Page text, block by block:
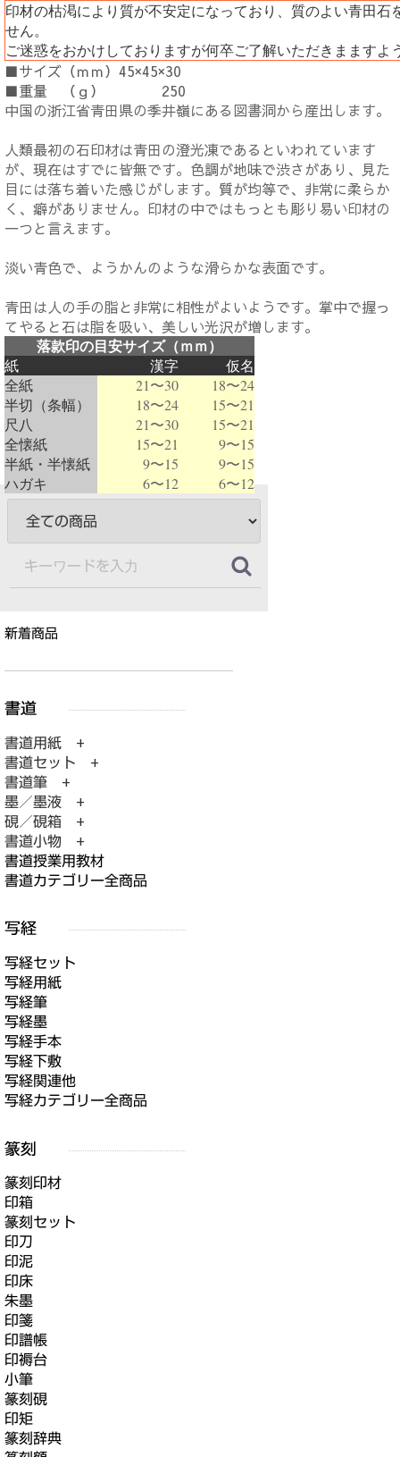
印材の枯渇により質が不安定になっており、質のよい青田石
せん。
ご迷惑をおかけしておりますが何卒ご了解いただきまますよ
■サイズ（ｍｍ）45×45×30
■重量 （ｇ） 250
中国の浙江省青田県の季井嶺にある図書洞から産出します。
人類最初の石印材は青田の澄光凍であるといわれています
が、現在はすでに皆無です。色調が地味で渋さがあり、見た
目には落ち着いた感じがします。質が均等で、非常に柔らか
く、癖がありません。印材の中ではもっとも彫り易い印材の
一つと言えます。
淡い青色で、ようかんのような滑らかな表面です。
青田は人の手の脂と非常に相性がよいようです。掌中で握っ
てやると石は脂を吸い、美しい光沢が増します。
落款印の目安サイズ（ｍｍ）
紙 漢字
仮名
全紙
21〜30
18〜24
半切（条幅）
18〜24
15〜21
尺八
21〜30
15〜21
全懐紙
15〜21
9〜15
半紙・半懐紙
9〜15
9〜15
ハガキ
6〜12 6〜12
新着商品
書道用紙 +
書道セット +
書道筆 +
墨／墨液 +
硯／硯箱 +
書道小物 +
書道授業用教材
書道カテゴリー全商品
写経セット
写経用紙
写経筆
写経墨
写経手本
写経下敷
写経関連他
写経カテゴリー全商品
篆刻印材
印箱
篆刻セット
印刀
印泥
印床
朱墨
印箋
印譜帳
印褥台
小筆
篆刻硯
印矩
篆刻辞典